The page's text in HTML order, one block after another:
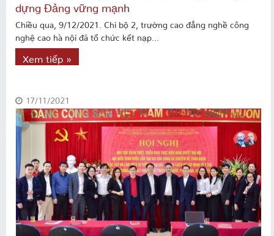
dựng Đảng vững mạnh
Chiều qua, 9/12/2021. Chi bộ 2, trường cao đẳng nghề công
nghệ cao hà nội đã tổ chức kết nạp...
Xem tiếp »
17/11/2021